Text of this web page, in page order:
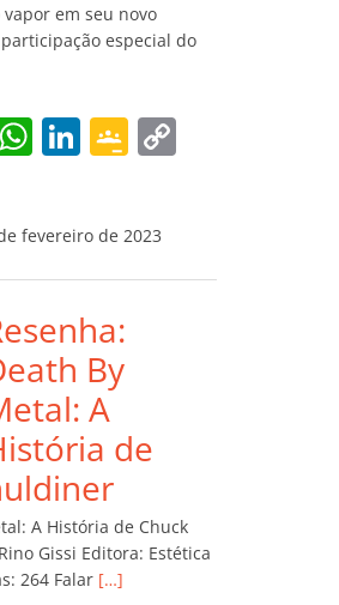
em seu novo
especial do
W
s
A
p
p
Li
e
dI
n
G
gl
e
ro
m
Li
fevereiro de 2023
By
A
de
A História de Chuck
Gissi Editora: Estética
264 Falar […]